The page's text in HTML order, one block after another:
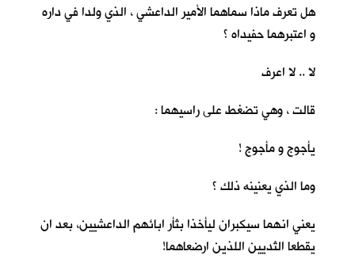
هل تعرف ماذا سماهما الأمير الداعشي ، الذي ولدا في داره
و اعتبرهما حفيداه ؟
لا .. لا اعرف
قالت ، وهي تضغط على راسيهما :
يأجوج و مأجوج !
وما الذي يعنينه ذلك ؟
يعني انهما سيكبران ليأخذا بثأر ابائهم الداعشيين، بعد ان
يقطعا الثديين اللذين ارضعاهما!